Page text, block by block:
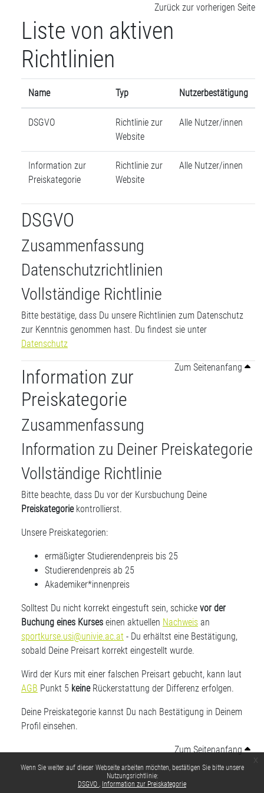
Wenn Sie weiter auf dieser Webseite arbeiten möchten, bestätigen Sie bitte unsere
Nutzungsrichtlinie:
DSGVO
Information zur Preiskategorie
Zurück zur vorherigen Seite
Liste von aktiven
Richtlinien
Name Typ Nutzerbestätigung
DSGVO
Richtlinie zur
Website
Alle Nutzer/innen
Information zur
Preiskategorie
Richtlinie zur
Website
Alle Nutzer/innen
DSGVO
Zusammenfassung
Datenschutzrichtlinien
Vollständige Richtlinie
Bitte bestätige, dass Du unsere Richtlinien zum Datenschutz
zur Kenntnis genommen hast. Du findest sie unter
Datenschutz
Zum Seitenanfang
Information zur
Preiskategorie
Zusammenfassung
Information zu Deiner Preiskategorie
Vollständige Richtlinie
Bitte beachte, dass Du vor der Kursbuchung Deine
Preiskategoriekontrollierst.
Unsere Preiskategorien:
ermäßigter Studierendenpreis bis 25
Studierendenpreis ab 25
Akademiker*innenpreis
Solltest Du nicht korrekt eingestuft sein, schicke vor der
Buchung eines Kurses einen aktuellen Nachweisan
sportkurse.usi@univie.ac.at - Du erhältst eine Bestätigung,
sobald Deine Preisart korrekt eingestellt wurde.
Wird der Kurs mit einer falschen Preisart gebucht, kann laut
AGB Punkt 5 keine Rückerstattung der Differenz erfolgen.
Deine Preiskategorie kannst Du nach Bestätigung in Deinem
Profil einsehen.
Zum Seitenanfang